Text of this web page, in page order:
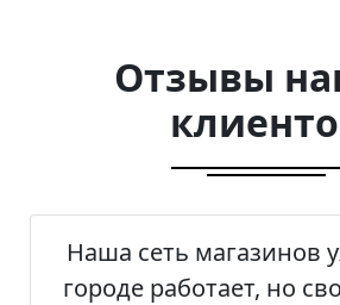
Отзывы
Наша сеть магазинов
городе работает, но